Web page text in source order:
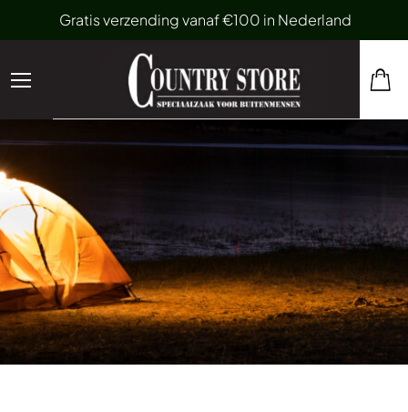
Gratis verzending vanaf €100 in Nederland